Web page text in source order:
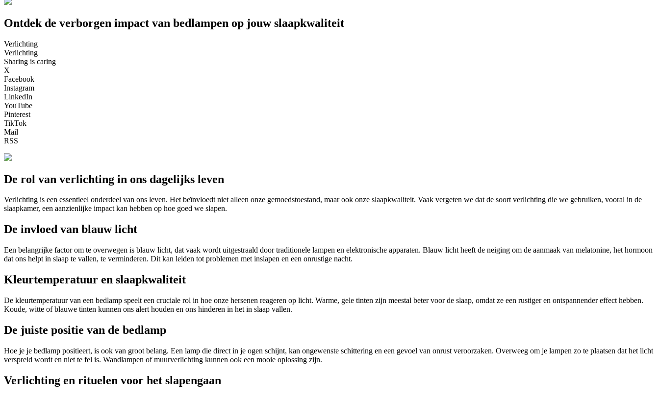
Ontdek de verborgen impact van bedlampen op jouw slaapkwaliteit
Verlichting
Verlichting
Sharing is caring
X
Facebook
Instagram
LinkedIn
YouTube
Pinterest
TikTok
Mail
RSS
De rol van verlichting in ons dagelijks leven
Verlichting is een essentieel onderdeel van ons leven. Het beïnvloedt niet alleen onze gemoedstoestand, maar ook onze slaapkwaliteit. Vaak vergeten we dat de soort verlichting die we gebruiken, vooral in de
slaapkamer, een aanzienlijke impact kan hebben op hoe goed we slapen.
De invloed van blauw licht
Een belangrijke factor om te overwegen is blauw licht, dat vaak wordt uitgestraald door traditionele lampen en elektronische apparaten. Blauw licht heeft de neiging om de aanmaak van melatonine, het hormoon
dat ons helpt in slaap te vallen, te verminderen. Dit kan leiden tot problemen met inslapen en een onrustige nacht.
Kleurtemperatuur en slaapkwaliteit
De kleurtemperatuur van een bedlamp speelt een cruciale rol in hoe onze hersenen reageren op licht. Warme, gele tinten zijn meestal beter voor de slaap, omdat ze een rustiger en ontspannender effect hebben.
Koude, witte of blauwe tinten kunnen ons alert houden en ons hinderen in het in slaap vallen.
De juiste positie van de bedlamp
Hoe je je bedlamp positieert, is ook van groot belang. Een lamp die direct in je ogen schijnt, kan ongewenste schittering en een gevoel van onrust veroorzaken. Overweeg om je lampen zo te plaatsen dat het licht
verspreid wordt en niet te fel is. Wandlampen of muurverlichting kunnen ook een mooie oplossing zijn.
Verlichting en rituelen voor het slapengaan